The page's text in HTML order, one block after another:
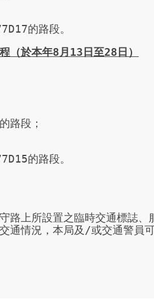
的路段。
（於本年8月 13 日至28 日）
路段；
的路段。
路上所設置之臨時交通標誌
通情況，本局及/或交通警員